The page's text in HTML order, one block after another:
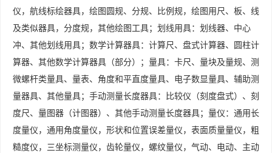
仪，航线标绘器具，绘图圆规、分规、比例规，绘图用尺、板、线
及类似器具，分度规，其他绘图工具；划线用具：划线器、中心
冲、其他划线用具；数学计算器具：计算尺、盘式计算器、圆柱计
算器、其他数学计算器具（部分）；量具：卡尺、量块及量规、测
微螺杆类量具、量表、角度和平直度量具、电子数显量具、辅助测
量器具、其他量具；手动测量长度器具：比较仪（刻度盘式）、刻
度尺、量图器（计图器）、其他手动测量长度器具；量仪：通用长
度量仪，通用角度量仪，形状和位置误差量仪，表面质量量仪，粗
糙度仪，三坐标测量仪，齿轮量仪，螺纹量仪，气动、电动、主动